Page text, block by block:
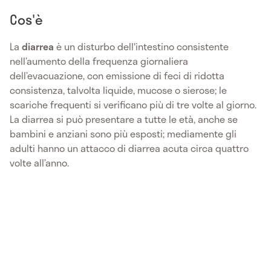
Cos'è
La diarrea è un disturbo dell'intestino consistente
nell’aumento della frequenza giornaliera
dell’evacuazione, con emissione di feci di ridotta
consistenza, talvolta liquide, mucose o sierose; le
scariche frequenti si verificano più di tre volte al giorno.
La diarrea si può presentare a tutte le età, anche se
bambini e anziani sono più esposti; mediamente gli
adulti hanno un attacco di diarrea acuta circa quattro
volte all’anno.